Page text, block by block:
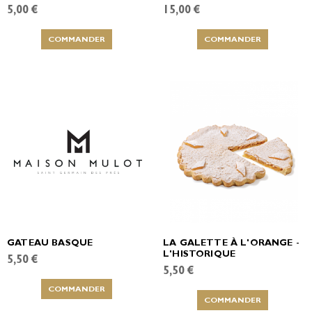
5,00 €
COMMANDER
15,00 €
COMMANDER
GATEAU BASQUE
5,50 €
COMMANDER
LA GALETTE À L'ORANGE -
L'HISTORIQUE
5,50 €
COMMANDER